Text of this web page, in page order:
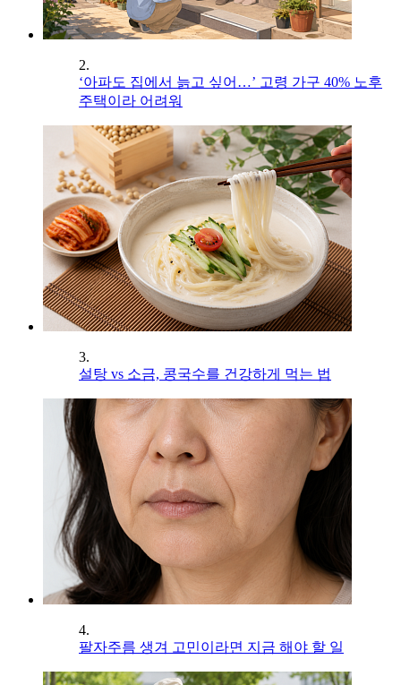
2.
‘아파도 집에서 늙고 싶어…’ 고령 가구 40% 노후
주택이라 어려워
3.
설탕 vs 소금, 콩국수를 건강하게 먹는 법
4.
팔자주름 생겨 고민이라면 지금 해야 할 일